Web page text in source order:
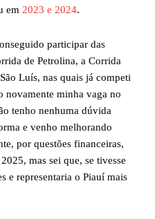
em 2023 e 2024.
participar das
de Petrolina, a Corrida
Luís, nas quais já competi
novamente minha vaga no
tenho nenhuma dúvida
e venho melhorando
por questões financeiras,
mas sei que, se tivesse
e representaria o Piauí mais